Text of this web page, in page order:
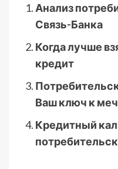
Анализ
Связь-Банка
Когда лучше
кредит
Ваш ключ к
Кредитный